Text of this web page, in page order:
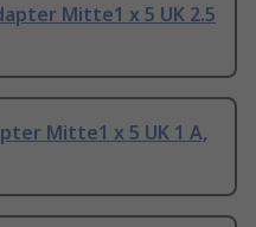
Mitte1 x 5 UK 2.5
Mitte1 x 5 UK 1 A,